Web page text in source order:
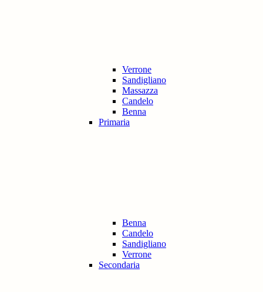
Verrone
Sandigliano
Massazza
Candelo
Benna
Primaria
Benna
Candelo
Sandigliano
Verrone
Secondaria